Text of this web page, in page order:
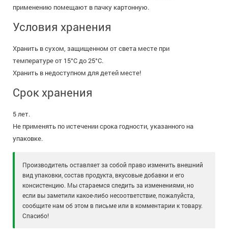
применению помещают в пачку картонную.
Условия хранения
Хранить в сухом, защищенном от света месте при
температуре от 15°С до 25°С.
Хранить в недоступном для детей месте!
Срок хранения
5 лет.
Не применять по истечении срока годности, указанного на
упаковке.
Производитель оставляет за собой право изменить внешний
вид упаковки, состав продукта, вкусовые добавки и его
консистенцию. Мы стараемся следить за изменениями, но
если вы заметили какое-либо несоответствие, пожалуйста,
сообщите нам об этом в письме или в комментарии к товару.
Спасибо!